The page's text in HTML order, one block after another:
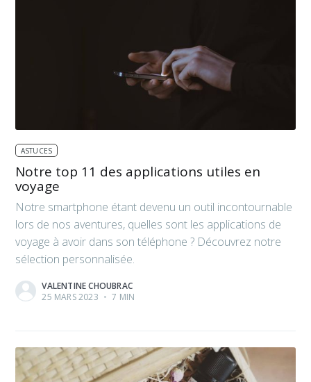
ASTUCES
Notre top 11 des applications utiles en
voyage
Notre smartphone étant devenu un outil incontournable
lors de nos aventures, quelles sont les applications de
voyage à avoir dans son téléphone ? Découvrez notre
sélection personnalisée.
VALENTINE CHOUBRAC
25 MARS 2023 • 7 MIN